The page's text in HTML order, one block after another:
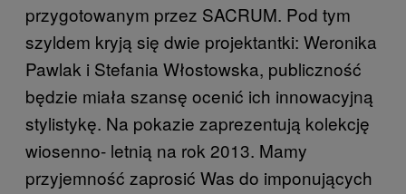
przygotowanym przez SACRUM. Pod tym
szyldem kryją się dwie projektantki: Weronika
Pawlak i Stefania Włostowska, publiczność
będzie miała szansę ocenić ich innowacyjną
stylistykę. Na pokazie zaprezentują kolekcję
wiosenno- letnią na rok 2013. Mamy
przyjemność zaprosić Was do imponujących